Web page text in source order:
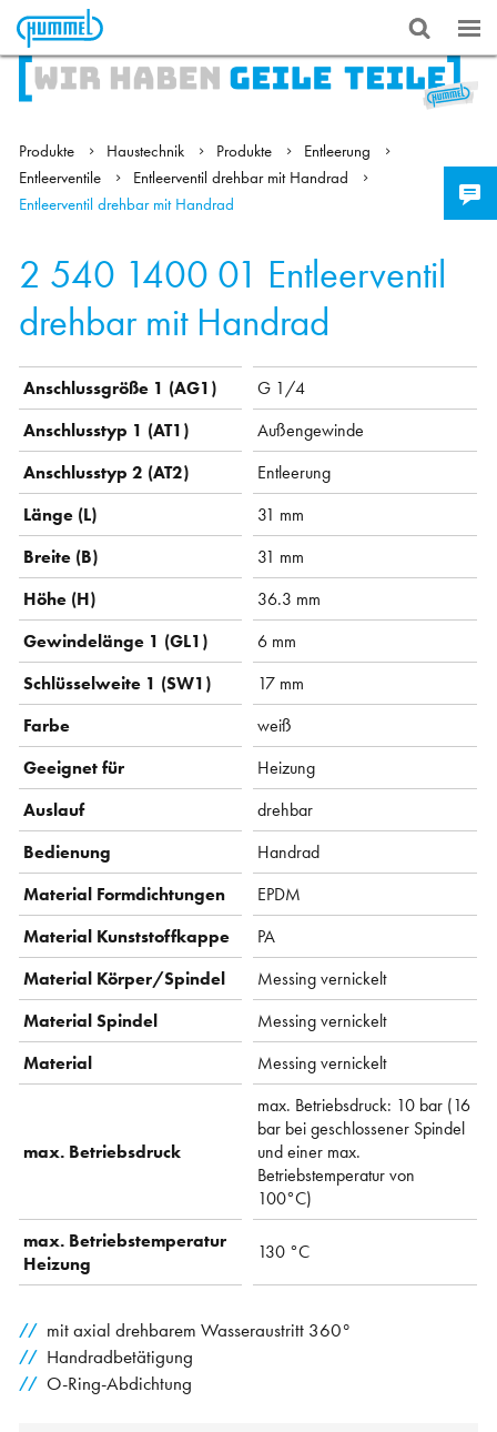
Produkte Haustechnik Produkte
Entleerung
Entleerventile
Entleerventil drehbar mit Handrad
Entleerventil drehbar mit Handrad
2 540 1400 01 Entleerventil
drehbar mit Handrad
Anschlussgröße 1 (AG1)
G 1/4
Anschlusstyp 1 (AT1)
Außengewinde
Anschlusstyp 2 (AT2)
Entleerung
Länge (L)
31 mm
Breite (B)
31 mm
Höhe (H)
36.3 mm
Gewindelänge 1 (GL1)
6 mm
Schlüsselweite 1 (SW1)
17 mm
Farbe
weiß
Geeignet für
Heizung
Auslauf
drehbar
Bedienung
Handrad
Material Formdichtungen
EPDM
Material Kunststoffkappe
PA
Material Körper/Spindel
Messing vernickelt
Material Spindel
Messing vernickelt
Material
Messing vernickelt
max. Betriebsdruck
max. Betriebsdruck: 10 bar (16
bar bei geschlossener Spindel
und einer max.
Betriebstemperatur von
100°C)
max. Betriebstemperatur
Heizung
130 °C
mit axial drehbarem Wasseraustritt 360°
Handradbetätigung
O-Ring-Abdichtung